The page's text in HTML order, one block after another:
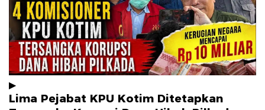
▶
Lima Pejabat KPU Kotim Ditetapkan